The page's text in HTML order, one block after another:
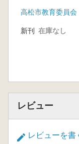
高松市教育委員会
新刊 在庫なし
レビュー
レビューを書